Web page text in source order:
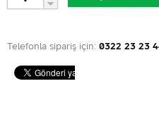
Telefonla sipariş için: 0322 23 23